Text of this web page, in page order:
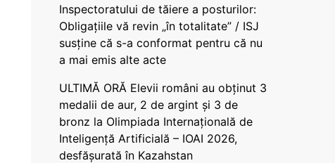
Inspectoratului de tăiere a posturilor:
Obligațiile vă revin „în totalitate” / ISJ
susține că s-a conformat pentru că nu
a mai emis alte acte
ULTIMĂ ORĂ Elevii români au obținut 3
medalii de aur, 2 de argint și 3 de
bronz la Olimpiada Internațională de
Inteligență Artificială – IOAI 2026,
desfășurată în Kazahstan